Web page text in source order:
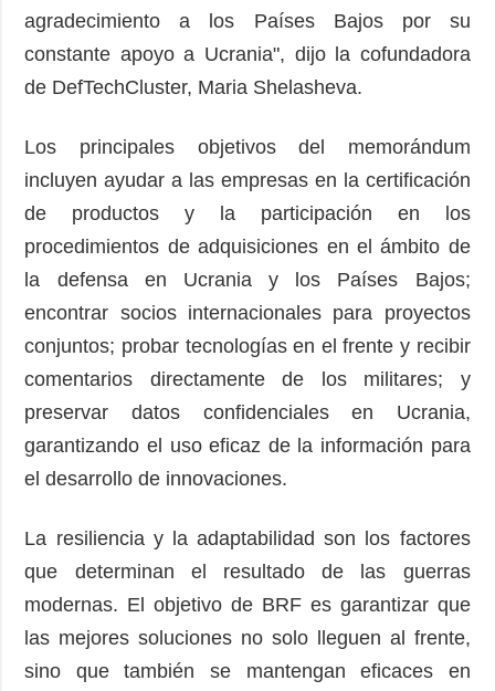
agradecimiento a los Países Bajos por su
constante apoyo a Ucrania", dijo la cofundadora
de DefTechCluster, Maria Shelasheva.
Los principales objetivos del memorándum
incluyen ayudar a las empresas en la certificación
de productos y la participación en los
procedimientos de adquisiciones en el ámbito de
la defensa en Ucrania y los Países Bajos;
encontrar socios internacionales para proyectos
conjuntos; probar tecnologías en el frente y recibir
comentarios directamente de los militares; y
preservar datos confidenciales en Ucrania,
garantizando el uso eficaz de la información para
el desarrollo de innovaciones.
La resiliencia y la adaptabilidad son los factores
que determinan el resultado de las guerras
modernas. El objetivo de BRF es garantizar que
las mejores soluciones no solo lleguen al frente,
sino que también se mantengan eficaces en